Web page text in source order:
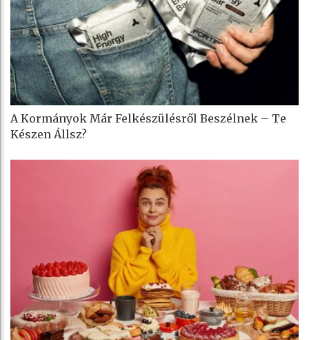
A Kormányok Már Felkészülésről Beszélnek – Te
Készen Állsz?